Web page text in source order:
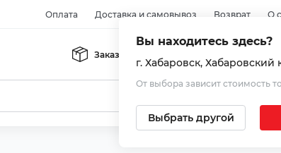
Оплата Доставка и самовывоз Возврат О
Заказы
Вы находитесь здесь?
г. Хабаровск, Хабаровский
От выбора зависит стоимость
Выбрать другой